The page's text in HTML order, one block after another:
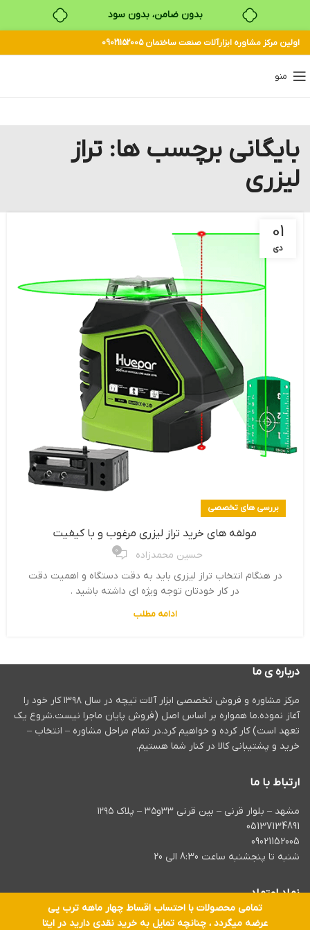
بدون ضامن، بدون سود
خرید قسطی با ترب‌پی
تمامی محصولات با احتساب اقساط چهار ماهه ترب پی
عرضه میگردد ، چنانچه تمایل به خرید نقدی دارید در ایتا
اولین مرکز مشاوره ابزارآلات صنعت ساختمان 09021152005
منو
بایگانی برچسب ها: تراز
لیزری
01
دی
بررسی های تخصصی
مولفه های خرید تراز لیزری مرغوب و با کیفیت
حسین محمدزاده 0
در هنگام انتخاب تراز لیزری باید به دقت دستگاه و اهمیت دقت
در کار خودتان توجه ویژه ای داشته باشید .
ادامه مطلب
درباره ی ما
مرکز مشاوره و فروش تخصصی ابزار آلات تیچه در سال ۱۳۹۸ کار خود را
آغاز نموده.ما همواره بر اساس اصل (فروش پایان ماجرا نیست.شروع یک
تعهد است) کار کرده و خواهیم کرد.در تمام مراحل مشاوره – انتخاب –
خرید و پشتیبانی کالا در کنار شما هستیم.
ارتباط با ما
مشهد – بلوار قرنی – بین قرنی ۳۳و۳۵ – پلاک ۱۲۹۵
05137134891
09021152005
شنبه تا پنجشنبه ساعت 8:30 الی 20
نماد اعتماد